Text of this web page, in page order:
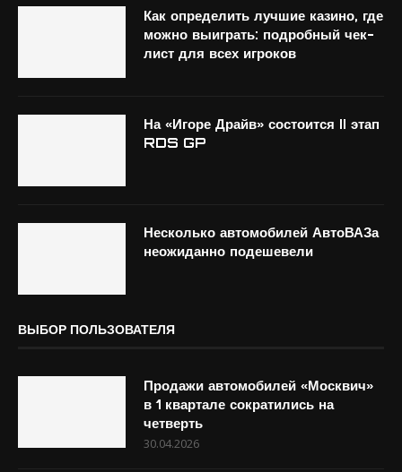
Как определить лучшие казино, где
можно выиграть: подробный чек-
лист для всех игроков
На «Игоре Драйв» состоится II этап
RDS GP
Несколько автомобилей АвтоВАЗа
неожиданно подешевели
ВЫБОР ПОЛЬЗОВАТЕЛЯ
Продажи автомобилей «Москвич»
в 1 квартале сократились на
четверть
30.04.2026